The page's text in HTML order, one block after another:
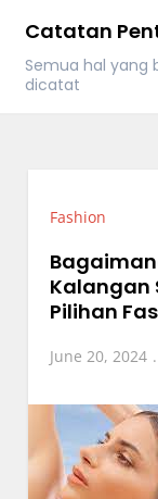
content
Catatan
Semua hal
dicatat
Fashion
Kalangan
Pilihan
June 20, 2024